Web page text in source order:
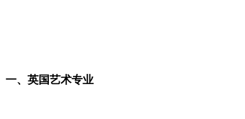
一、英国艺术专业